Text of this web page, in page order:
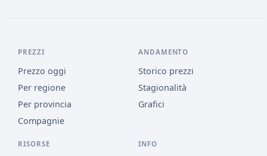
PREZZI
Prezzo oggi
Per regione
Per provincia
Compagnie
ANDAMENTO
Storico prezzi
Stagionalità
Grafici
RISORSE INFO